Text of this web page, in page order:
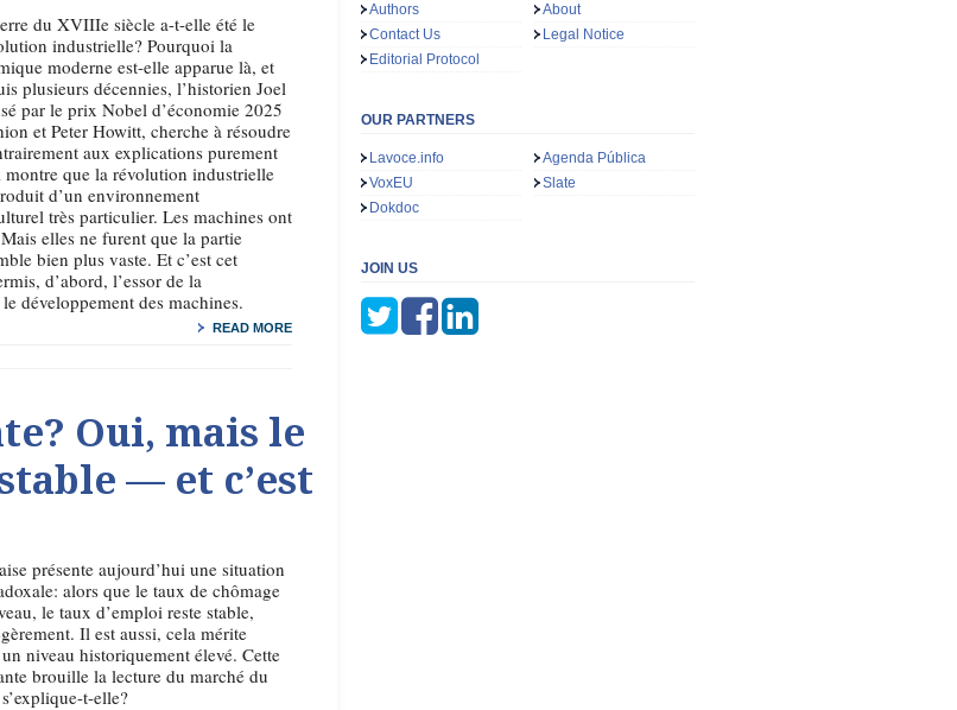
du XVIIIe siècle a-t-elle été le
industrielle? Pourquoi la
moderne est-elle apparue là, et
plusieurs décennies, l’historien Joel
par le prix Nobel d’économie 2025
et Peter Howitt, cherche à résoudre
aux explications purement
que la révolution industrielle
d’un environnement
très particulier. Les machines ont
elles ne furent que la partie
bien plus vaste. Et c’est cet
d’abord, l’essor de la
développement des machines.
READ MORE
Oui, mais le
— et c’est
présente aujourd’hui une situation
alors que le taux de chômage
le taux d’emploi reste stable,
Il est aussi, cela mérite
niveau historiquement élevé. Cette
brouille la lecture du marché du
t-elle?
Authors
About
Contact Us
Legal Notice
Editorial Protocol
OUR PARTNERS
Lavoce.info
Agenda Pública
VoxEU
Slate
Dokdoc
JOIN US